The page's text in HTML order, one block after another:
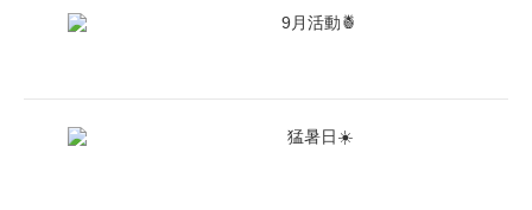
9月活動🍍
猛暑日☀️